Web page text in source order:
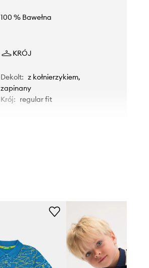
100 % Bawełna
KRÓJ
Dekolt: z kołnierzykiem,
zapinany
Krój: regular fit